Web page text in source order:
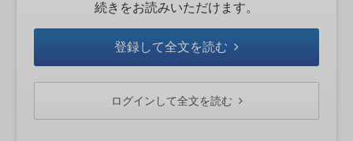
続きをお読みいただけます。
登録して全文を読む
ログインして全文を読む